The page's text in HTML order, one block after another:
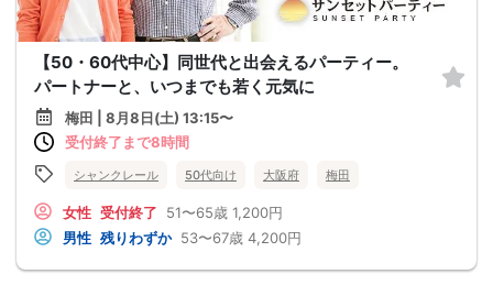
【50・60代中心】同世代と出会えるパーティー。
パートナーと、いつまでも若く元気に
梅田 | 8月8日(土) 13:15〜
受付終了まで8時間
シャンクレール 50代向け 大阪府 梅田
女性 受付終了 51〜65歳 1,200円
男性 残りわずか 53〜67歳 4,200円